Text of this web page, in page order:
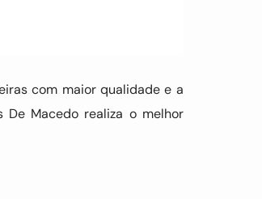
com maior qualidade e a
De Macedo realiza o melhor